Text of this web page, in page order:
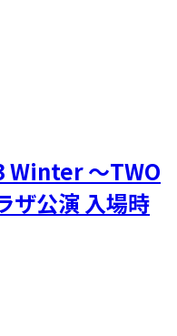
Winter ～TWO
ザ公演 入場時